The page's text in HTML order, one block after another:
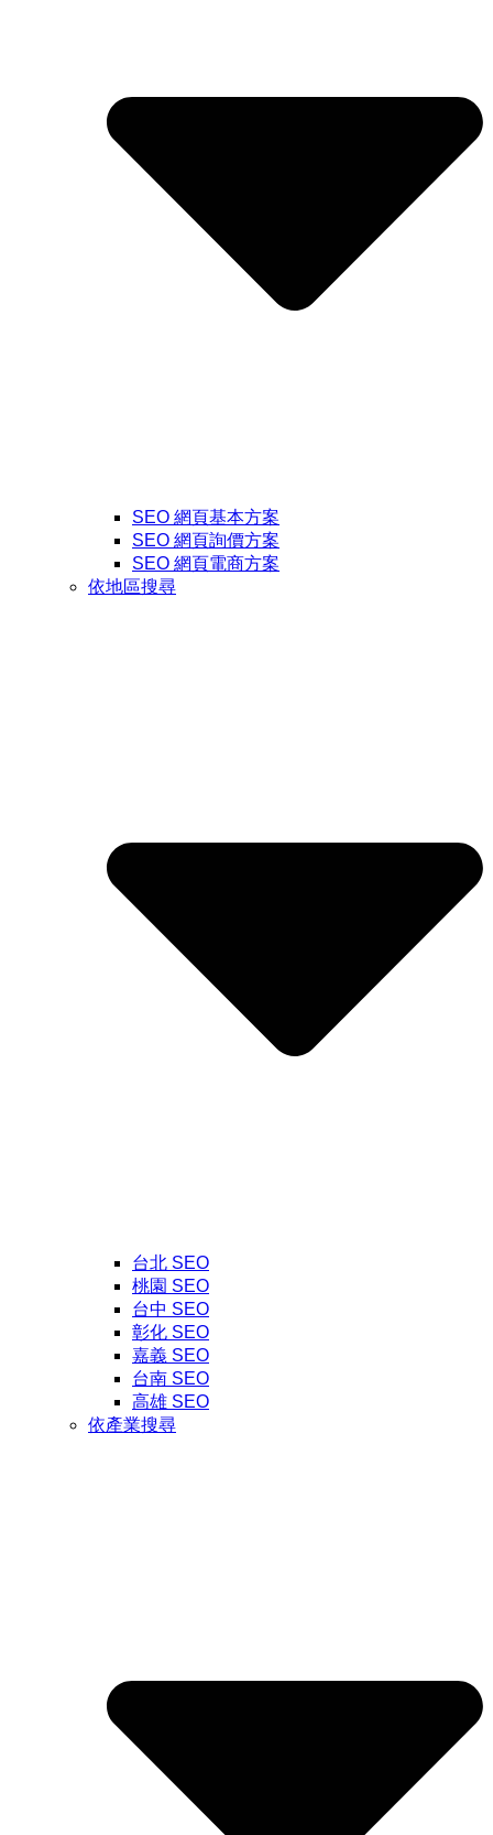
SEO 網頁基本方案
SEO 網頁詢價方案
SEO 網頁電商方案
依地區搜尋
台北 SEO
桃園 SEO
台中 SEO
彰化 SEO
嘉義 SEO
台南 SEO
高雄 SEO
依產業搜尋